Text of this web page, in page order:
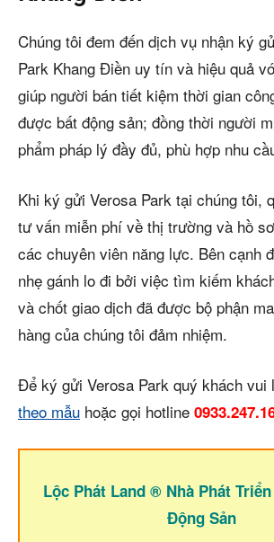
Chúng tôi đem đến dịch vụ nhận ký
Park Khang Điền uy tín và hiệu quả
giúp người bán tiết kiệm thời gian
được bất động sản; đồng thời người
phẩm pháp lý đầy đủ, phù hợp nhu
Khi ký gửi Verosa Park tại chúng tôi,
tư vấn miễn phí về thị trường và hồ
các chuyên viên năng lực. Bên cạnh
nhẹ gánh lo đi bởi việc tìm kiếm
và chốt giao dịch đã được bộ phận
hàng của chúng tôi đảm nhiệm.
Để ký gửi Verosa Park quý khách vui
theo mẫu hoặc gọi hotline
Lộc Phát Land ® Nhà Phát
Động Sản